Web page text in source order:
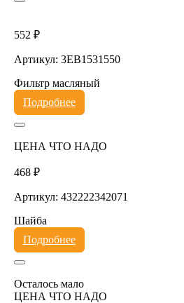
552 ₽
Артикул: 3EB1531550
Фильтр масляный
Подробнее
ЦЕНА ЧТО НАДО
468 ₽
Артикул: 432222342071
Шайба
Подробнее
Осталось мало
ЦЕНА ЧТО НАДО